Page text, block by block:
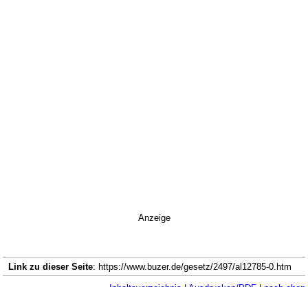
Anzeige
Link zu dieser Seite: https://www.buzer.de/gesetz/2497/al12785-0.htm